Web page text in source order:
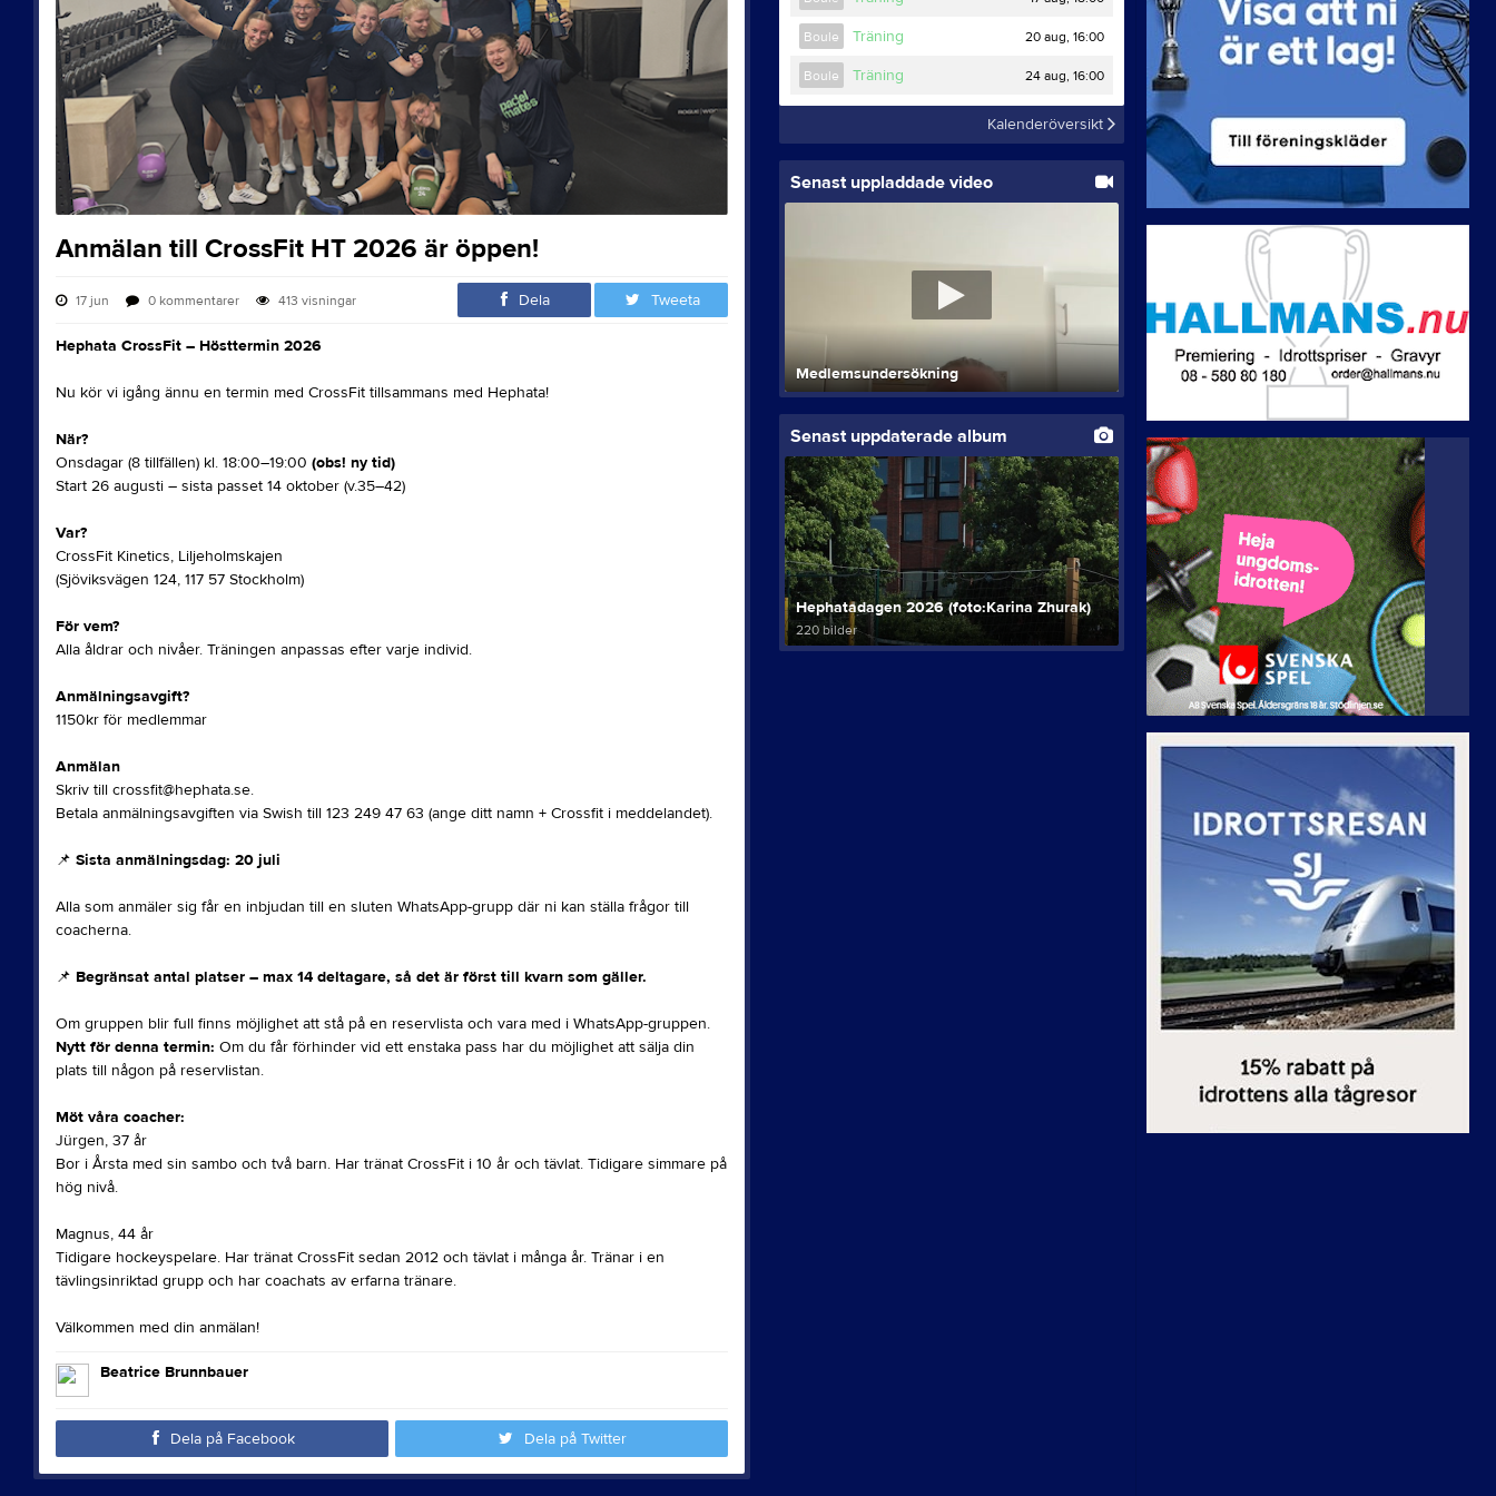
Valberedningen
Hephatadagen 2026
Anmälan till CrossFit HT 2026 är öppen!
17 jun 0 kommentarer 413 visningar Dela Tweeta
Hephata CrossFit – Hösttermin 2026
Nu kör vi igång ännu en termin med CrossFit tillsammans med Hephata!
När?
Onsdagar (8 tillfällen) kl. 18:00–19:00 (obs! ny tid)
Start 26 augusti – sista passet 14 oktober (v.35–42)
Var?
CrossFit Kinetics, Liljeholmskajen
(Sjöviksvägen 124, 117 57 Stockholm)
För vem?
Alla åldrar och nivåer. Träningen anpassas efter varje individ.
Anmälningsavgift?
1150kr för medlemmar
Anmälan
Skriv till crossfit@hephata.se.
Betala anmälningsavgiften via Swish till 123 249 47 63 (ange ditt namn + Crossfit i meddelandet).
📌 Sista anmälningsdag: 20 juli
Alla som anmäler sig får en inbjudan till en sluten WhatsApp-grupp där ni kan ställa frågor till
coacherna.
📌 Begränsat antal platser – max 14 deltagare, så det är först till kvarn som gäller.
Om gruppen blir full finns möjlighet att stå på en reservlista och vara med i WhatsApp-gruppen.
Nytt för denna termin: Om du får förhinder vid ett enstaka pass har du möjlighet att sälja din
plats till någon på reservlistan.
Möt våra coacher:
Jürgen, 37 år
Bor i Årsta med sin sambo och två barn. Har tränat CrossFit i 10 år och tävlat. Tidigare simmare på
hög nivå.
Magnus, 44 år
Tidigare hockeyspelare. Har tränat CrossFit sedan 2012 och tävlat i många år. Tränar i en
tävlingsinriktad grupp och har coachats av erfarna tränare.
Välkommen med din anmälan!
Beatrice Brunnbauer
Dela på Facebook Dela på Twitter
Boule Träning 20 aug, 16:00
Boule Träning 24 aug, 16:00
Kalenderöversikt
Senast uppladdade video
Medlemsundersökning
Senast uppdaterade album
Hephatadagen 2026 (foto:Karina Zhurak)
220 bilder